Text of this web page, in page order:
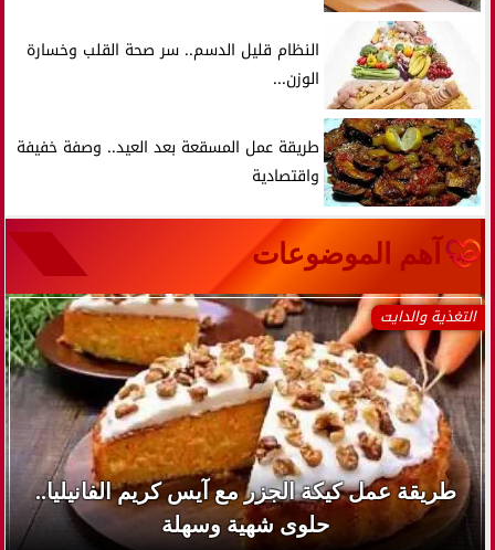
النظام قليل الدسم.. سر صحة القلب وخسارة
الوزن...
طريقة عمل المسقعة بعد العيد.. وصفة خفيفة
واقتصادية
آهم الموضوعات
التغذية والدايت
طريقة عمل كيكة الجزر مع آيس كريم الفانيليا..
حلوى شهية وسهلة